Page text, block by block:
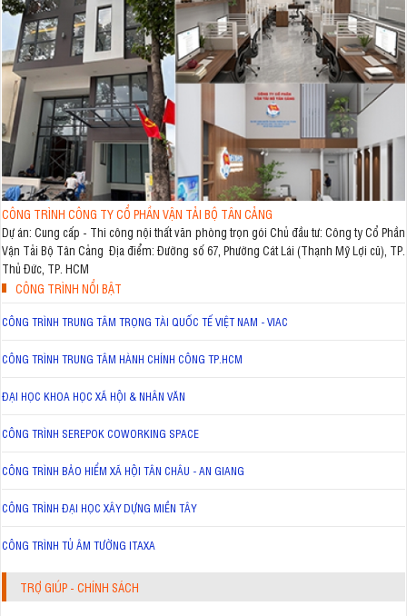
CÔNG TRÌNH CÔNG TY CỔ PHẦN VẬN TẢI BỘ TÂN CẢNG
Dự án: Cung cấp - Thi công nội thất văn phòng trọn gói Chủ đầu tư: Công ty Cổ Phần
Vận Tải Bộ Tân Cảng Địa điểm: Đường số 67, Phường Cát Lái (Thạnh Mỹ Lợi cũ), TP.
Thủ Đức, TP. HCM
CÔNG TRÌNH NỔI BẬT
CÔNG TRÌNH TRUNG TÂM TRỌNG TÀI QUỐC TẾ VIỆT NAM - VIAC
CÔNG TRÌNH TRUNG TÂM HÀNH CHÍNH CÔNG TP.HCM
ĐẠI HỌC KHOA HỌC XÃ HỘI & NHÂN VĂN
CÔNG TRÌNH SEREPOK COWORKING SPACE
CÔNG TRÌNH BẢO HIỂM XÃ HỘI TÂN CHÂU - AN GIANG
CÔNG TRÌNH ĐẠI HỌC XÂY DỰNG MIỀN TÂY
CÔNG TRÌNH TỦ ÂM TƯỜNG ITAXA
TRỢ GIÚP - CHÍNH SÁCH